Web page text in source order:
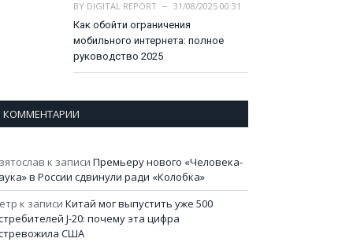
BY DIGITAL REPORT
31/08/2025 00:31
Как обойти ограничения
мобильного интернета: полное
руководство 2025
КОММЕНТАРИИ
к записи Премьеру нового «Человека-
в России сдвинули ради «Колобка»
к записи Китай мог выпустить уже 500
J-20: почему эта цифра
США